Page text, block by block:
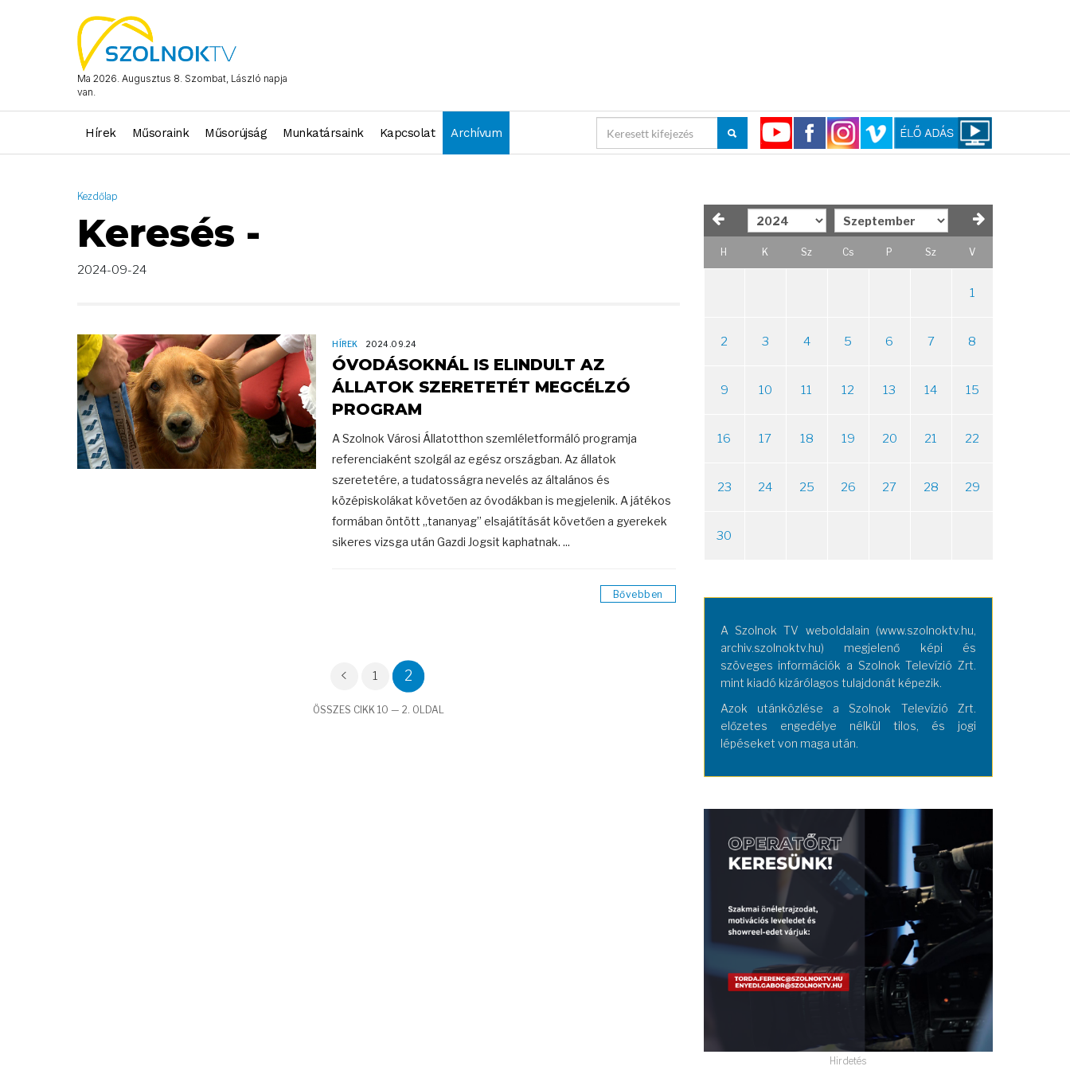
Ma 2026. Augusztus 8. Szombat, László napja
van.
Hírek Műsoraink Műsorújság Munkatársaink Kapcsolat Archívum
Kezdőlap
Keresés -
2024-09-24
HÍREK 2024.09.24
ÓVODÁSOKNÁL IS ELINDULT AZ
ÁLLATOK SZERETETÉT MEGCÉLZÓ
PROGRAM
A Szolnok Városi Állatotthon szemléletformáló programja
referenciaként szolgál az egész országban. Az állatok
szeretetére, a tudatosságra nevelés az általános és
középiskolákat követően az óvodákban is megjelenik. A játékos
formában öntött „tananyag” elsajátítását követően a gyerekek
sikeres vizsga után Gazdi Jogsit kaphatnak. ...
Bővebben
1 2
ÖSSZES CIKK 10 — 2. OLDAL
H K Sz Cs P Sz V
1
2 3 4 5 6 7 8
9 10 11 12 13 14 15
16 17 18 19 20 21 22
23 24 25 26 27 28 29
30
A Szolnok TV weboldalain (www.szolnoktv.hu,
archiv.szolnoktv.hu) megjelenő képi és
szöveges információk a Szolnok Televízió Zrt.
mint kiadó kizárólagos tulajdonát képezik.
Azok utánközlése a Szolnok Televízió Zrt.
előzetes engedélye nélkül tilos, és jogi
lépéseket von maga után.
Hirdetés